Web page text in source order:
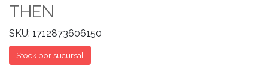
THEN
SKU: 1712873606150
Stock por sucursal